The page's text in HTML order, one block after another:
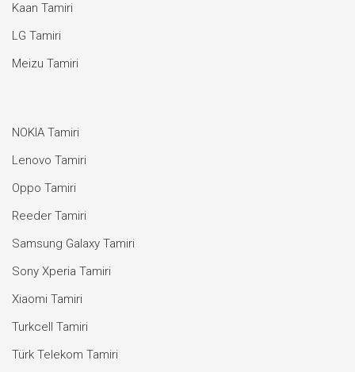
Kaan Tamiri
LG Tamiri
Meizu Tamiri
NOKIA Tamiri
Lenovo Tamiri
Oppo Tamiri
Reeder Tamiri
Samsung Galaxy Tamiri
Sony Xperia Tamiri
Xiaomi Tamiri
Turkcell Tamiri
Türk Telekom Tamiri